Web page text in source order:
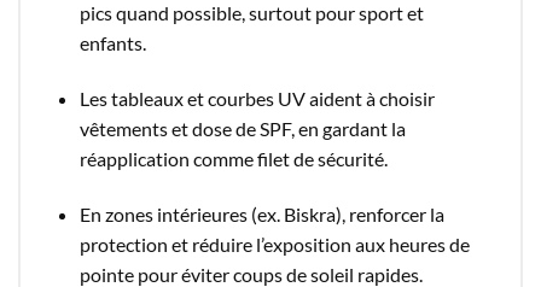
pics quand possible, surtout pour sport et
enfants.​
Les tableaux et courbes UV aident à choisir
vêtements et dose de SPF, en gardant la
réapplication comme filet de sécurité.​
En zones intérieures (ex. Biskra), renforcer la
protection et réduire l’exposition aux heures de
pointe pour éviter coups de soleil rapides.​